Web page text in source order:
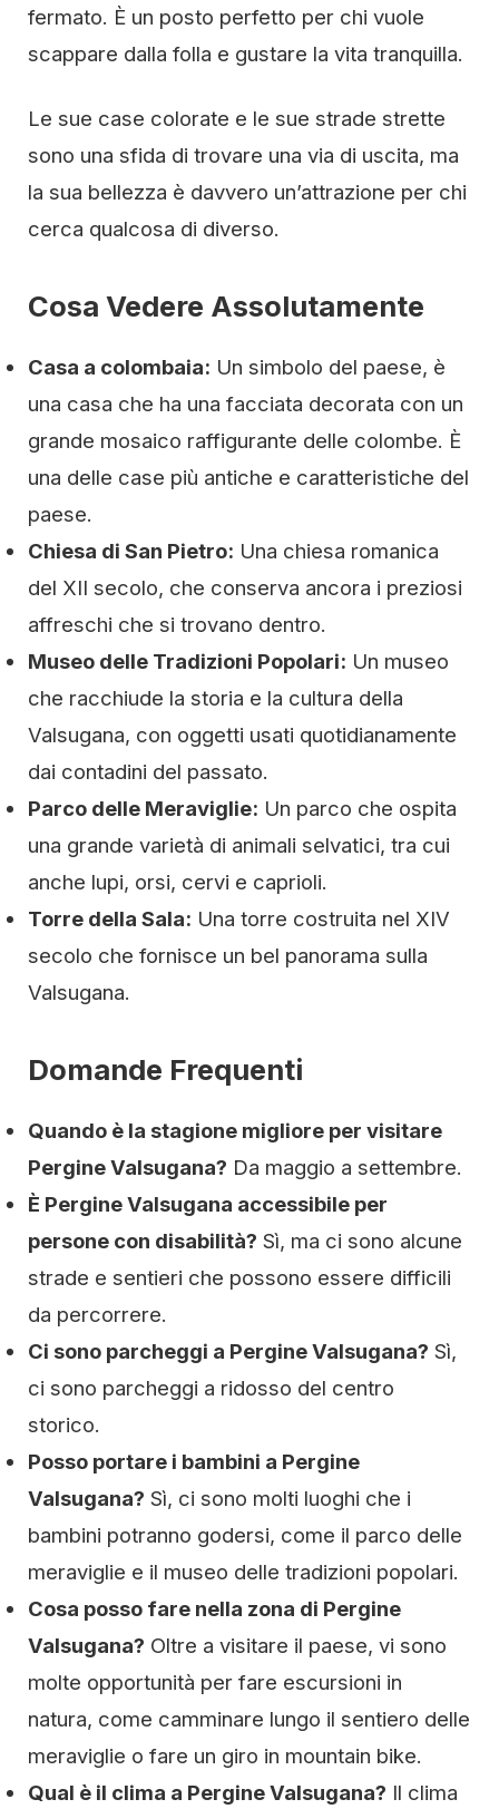
fermato. È un posto perfetto per chi vuole
scappare dalla folla e gustare la vita tranquilla.
Le sue case colorate e le sue strade strette
sono una sfida di trovare una via di uscita, ma
la sua bellezza è davvero un’attrazione per chi
cerca qualcosa di diverso.
Cosa Vedere Assolutamente
Casa a colombaia: Un simbolo del paese, è
una casa che ha una facciata decorata con un
grande mosaico raffigurante delle colombe. È
una delle case più antiche e caratteristiche del
paese.
Chiesa di San Pietro: Una chiesa romanica
del XII secolo, che conserva ancora i preziosi
affreschi che si trovano dentro.
Museo delle Tradizioni Popolari: Un museo
che racchiude la storia e la cultura della
Valsugana, con oggetti usati quotidianamente
dai contadini del passato.
Parco delle Meraviglie: Un parco che ospita
una grande varietà di animali selvatici, tra cui
anche lupi, orsi, cervi e caprioli.
Torre della Sala: Una torre costruita nel XIV
secolo che fornisce un bel panorama sulla
Valsugana.
Domande Frequenti
Quando è la stagione migliore per visitare
Pergine Valsugana? Da maggio a settembre.
È Pergine Valsugana accessibile per
persone con disabilità? Sì, ma ci sono alcune
strade e sentieri che possono essere difficili
da percorrere.
Ci sono parcheggi a Pergine Valsugana? Sì,
ci sono parcheggi a ridosso del centro
storico.
Posso portare i bambini a Pergine
Valsugana? Sì, ci sono molti luoghi che i
bambini potranno godersi, come il parco delle
meraviglie e il museo delle tradizioni popolari.
Cosa posso fare nella zona di Pergine
Valsugana? Oltre a visitare il paese, vi sono
molte opportunità per fare escursioni in
natura, come camminare lungo il sentiero delle
meraviglie o fare un giro in mountain bike.
Qual è il clima a Pergine Valsugana? Il clima